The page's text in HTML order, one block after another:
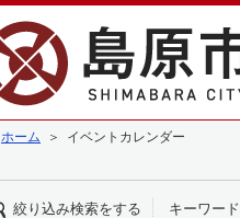
ホーム ＞ イベントカレンダー
絞り込み検索をする キーワード